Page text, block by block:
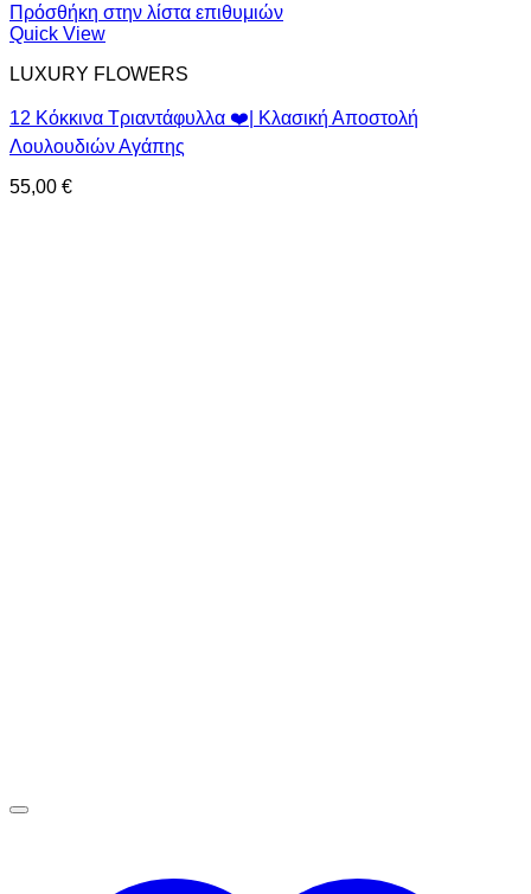
Πρόσθήκη στην λίστα επιθυμιών
Quick View
LUXURY FLOWERS
12 Κόκκινα Τριαντάφυλλα ❤️| Κλασική Αποστολή
Λουλουδιών Αγάπης
55,00 €